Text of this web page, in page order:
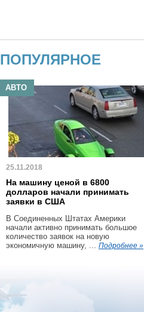
ПОПУЛЯРНОЕ
АВТО
25.11.2018
На машину ценой в 6800
долларов начали принимать
заявки в США
В Соединенных Штатах Америки
начали активно принимать большое
количество заявок на новую
экономичную машину, ... Подробнее »